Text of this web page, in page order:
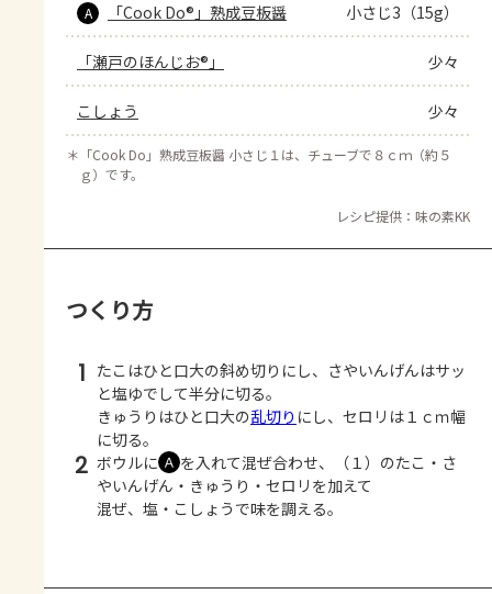
A 「Cook Do®」熟成豆板醤 小さじ3（15g）
「瀬戸のほんじお®」 少々
こしょう 少々
＊ 「Cook Do」熟成豆板醤 小さじ１は、チューブで８ｃｍ（約５
ｇ）です。
レシピ提供：味の素KK
つくり方
1 たこはひと口大の斜め切りにし、さやいんげんはサッ
と塩ゆでして半分に切る。
きゅうりはひと口大の乱切り にし、セロリは１ｃｍ幅
に切る。
2 ボウルに Ａ を入れて混ぜ合わせ、（１）のたこ・さ
やいんげん・きゅうり・セロリを加えて
混ぜ、塩・こしょうで味を調える。